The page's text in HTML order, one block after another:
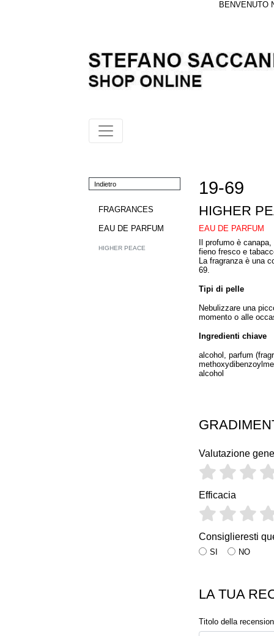
BENVENUTO
Indietro
FRAGRANCES
EAU DE PARFUM
HIGHER PEACE
19-69
HIGHER
EAU DE PARFUM
Il profumo è
fieno fresco e
La fragranza è una
69.
Tipi di pelle
Nebulizzare una
momento o alle
Ingredienti chiave
alcohol, parfum
alcohol
Valutazione
Efficacia
Consiglieresti
SI NO
LA TUA
Titolo della